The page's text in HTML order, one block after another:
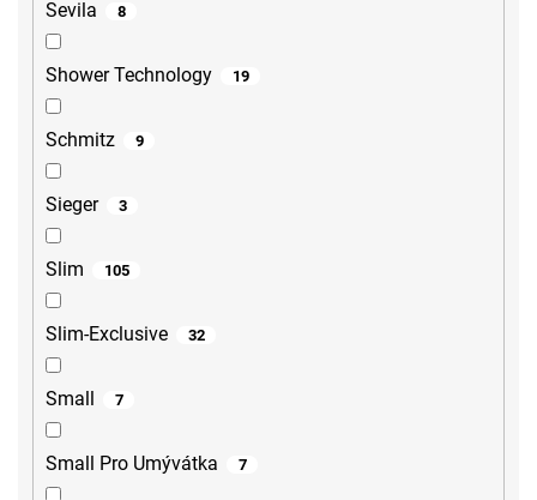
Sevila 8
Shower Technology 19
Schmitz 9
Sieger 3
Slim 105
Slim-Exclusive 32
Small 7
Small Pro Umývátka 7